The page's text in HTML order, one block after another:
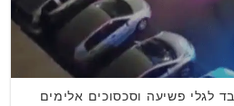
לגלי פשיעה וסכסוכים אלימים